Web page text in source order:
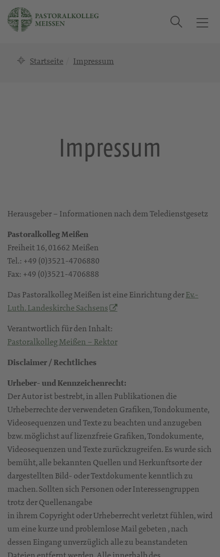
T
Suche
Startseite Impressum
Impressum
Herausgeber – Informationen nach dem Teledienstgesetz
Pastoralkolleg Meißen
Freiheit 16, 01662 Meißen
Tel.: +49 (0)3521-4706880
Fax: +49 (0)3521-4706888
Das Pastoralkolleg Meißen ist eine Einrichtung derEv.-
Luth. Landeskirche Sachsens
Verantwortlich für den Inhalt:
Pastoralkolleg Meißen – Rektor
Disclaimer / Rechtliches
Urheber- und Kennzeichenrecht:
Der Autor ist bestrebt, in allen Publikationen die
Urheberrechte der verwendeten Grafiken, Tondokumente,
Videosequenzen und Texte zu beachten und anzugeben
bzw. möglichst auf lizenzfreie Grafiken, Tondokumente,
Videosequenzen und Texte zurückzugreifen. Es wurde sich
bemüht, alle bekannten Quellen und Herkunftsorte der
dargestellten Bild- oder Textdokumente kenntlich zu
machen. Sollten sich Personen oder Interessengruppen
trotz der Quellenangabe
in ihrem Copyright oder Urheberrecht verletzt fühlen, wird
um eine kurze und problemlose Mail gebeten , nach
dessen Eingang unverzüglich alle zu beanstandeten